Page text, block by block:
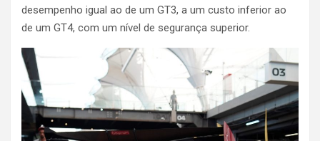
desempenho igual ao de um GT3, a um custo inferior ao
de um GT4, com um nível de segurança superior.